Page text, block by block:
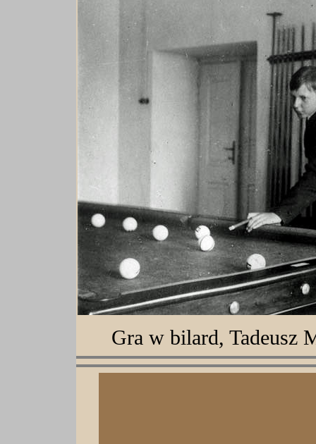
Gra w bilard, Tadeusz